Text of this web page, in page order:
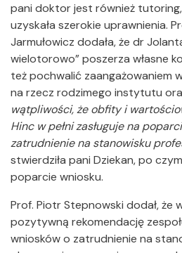
pani doktor jest również
uzyskała szerokie uprawnienia.
Jarmułowicz dodała, że dr
wielotorowo” poszerza własne
też pochwalić zaangażowaniem
na rzecz rodzimego instytutu
wątpliwości, że obfity i
Hinc w pełni zasługuje na
zatrudnienie na stanowisku
stwierdziła pani Dziekan, po
poparcie wniosku.
Prof. Piotr Stepnowski dodał, że
pozytywną rekomendację
wniosków o zatrudnienie na